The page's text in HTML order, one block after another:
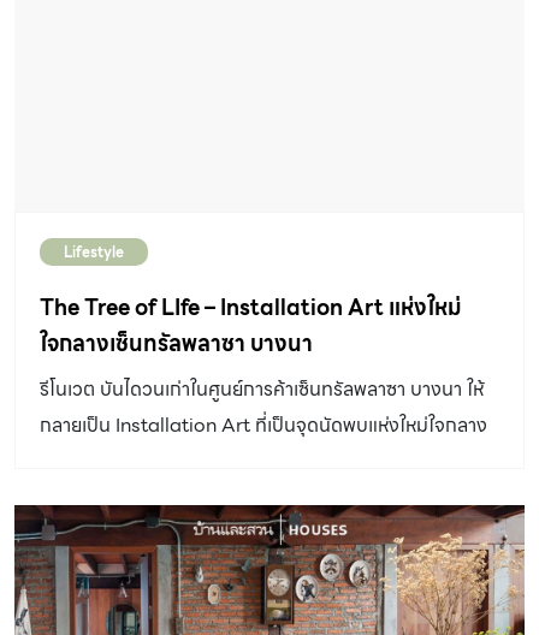
Lifestyle
The Tree of LIfe – Installation Art แห่งใหม่
ใจกลางเซ็นทรัลพลาซา บางนา
รีโนเวต บันไดวนเก่าในศูนย์การค้าเซ็นทรัลพลาซา บางนา ให้
กลายเป็น Installation Art ที่เป็นจุดนัดพบแห่งใหม่ใจกลาง